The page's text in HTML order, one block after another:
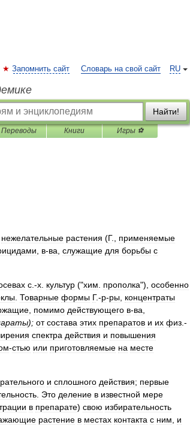
RU
Запомнить сайт Словарь на свой сайт
Найти!
Переводы Книги Игры ⚽
нежелательные растения (Г., применяемые
в-ва служащие для борьбы с
с .-х культур ("хим прополка"), особенно
Товарные формы Г.-р-ры концентраты
помимо действующего в-ва
); от состава этих препаратов и их физ .-
спектра действия и повышения
-стью или приготовляемые на месте
и сплошного действия; первые
Это деление в известной мере
в препарате) свою избирательность
растение в местах контакта с ним
и